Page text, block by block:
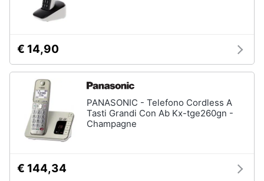
€ 14,90
PANASONIC - Telefono Cordless A
Tasti Grandi Con Ab Kx-tge260gn -
Champagne
€ 144,34